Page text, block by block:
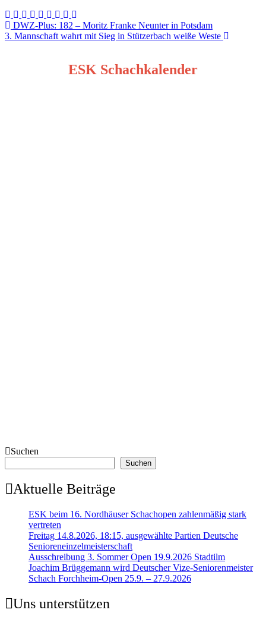
Beitragsnavigation
DWZ-Plus: 182 – Moritz Franke Neunter in Potsdam
3. Mannschaft wahrt mit Sieg in Stützerbach weiße Weste
ESK Schachkalender
Suchen
Suchen
Aktuelle Beiträge
ESK beim 16. Nordhäuser Schachopen zahlenmäßig stark
vertreten
Freitag 14.8.2026, 18:15, ausgewählte Partien Deutsche
Senioreneinzelmeisterschaft
Ausschreibung 3. Sommer Open 19.9.2026 Stadtilm
Joachim Brüggemann wird Deutscher Vize-Seniorenmeister
Schach Forchheim-Open 25.9. – 27.9.2026
Uns unterstützen